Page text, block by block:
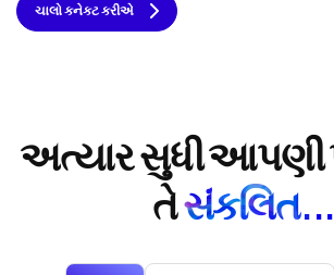
ચાલો કનેક્ટ કરીએ
અત્યાર સુધી આપણી
તેસંકલિત...